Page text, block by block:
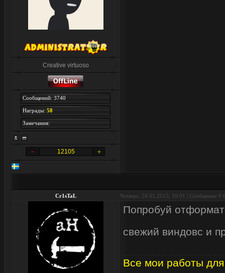
Creative virtuoso
Сообщений: 3740
Награды: 58
Замечания:
12105
Cr1sTaL Четверг, 24.01.2013, 10:01 | Сообщение #
Попробуй
свежий виндовс и
Все мои работы